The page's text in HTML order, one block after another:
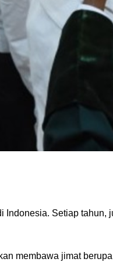
Setiap tahun,
membawa jimat